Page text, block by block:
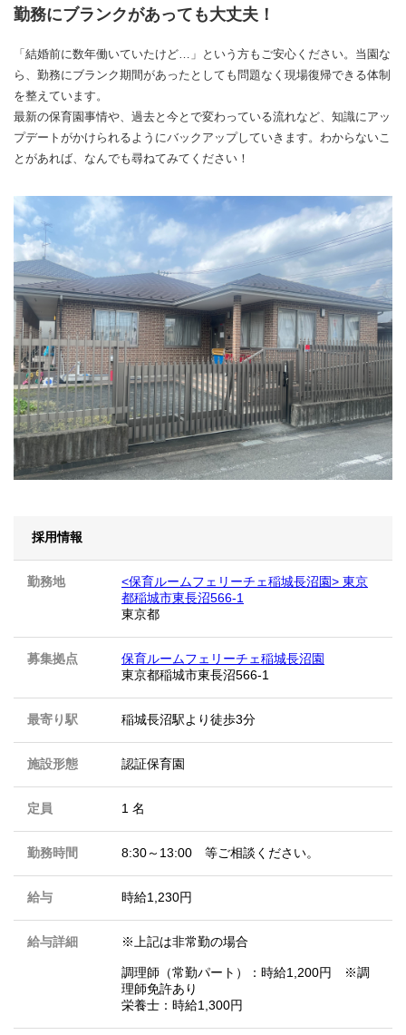
勤務にブランクがあっても大丈夫！
「結婚前に数年働いていたけど…」という方もご安心ください。当園な
ら、勤務にブランク期間があったとしても問題なく現場復帰できる体制
を整えています。
最新の保育園事情や、過去と今とで変わっている流れなど、知識にアッ
プデートがかけられるようにバックアップしていきます。わからないこ
とがあれば、なんでも尋ねてみてください！
採用情報
勤務地
<保育ルームフェリーチェ稲城長沼園> 東京
都稲城市東長沼566-1
東京都
募集拠点
保育ルームフェリーチェ稲城長沼園
東京都稲城市東長沼566-1
最寄り駅 稲城長沼駅より徒歩3分
施設形態 認証保育園
定員 1 名
勤務時間 8:30～13:00 等ご相談ください。
給与 時給1,230円
給与詳細 ※上記は非常勤の場合
調理師（常勤パート）：時給1,200円 ※調
理師免許あり
栄養士：時給1,300円